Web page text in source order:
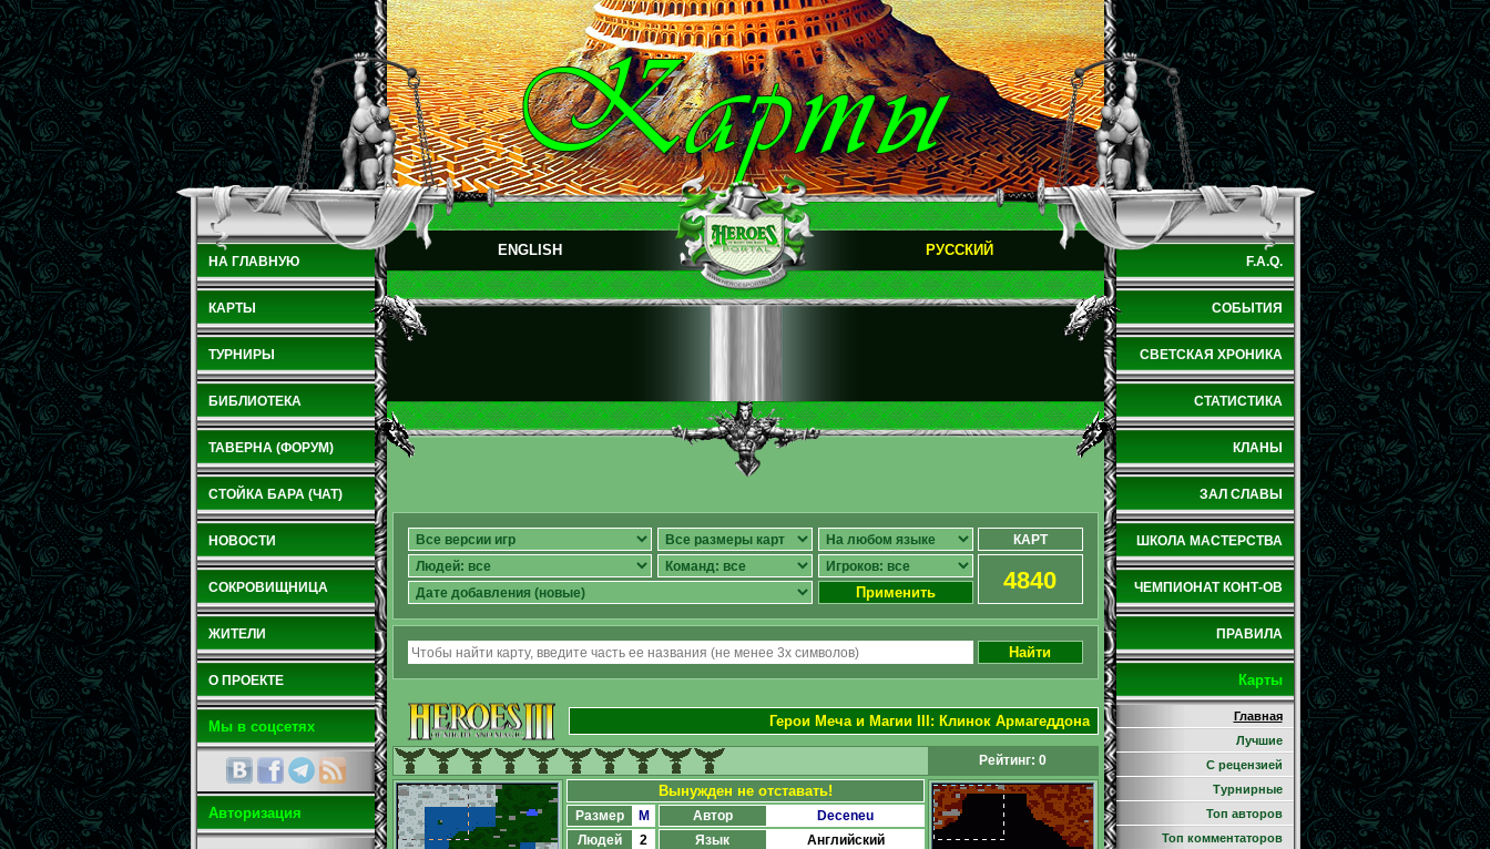
НА ГЛАВНУЮ
КАРТЫ
ТУРНИРЫ
БИБЛИОТЕКА
ТАВЕРНА (ФОРУМ)
СТОЙКА БАРА (ЧАТ)
НОВОСТИ
СОКРОВИЩНИЦА
ЖИТЕЛИ
О ПРОЕКТЕ
Мы в соцсетях
Авторизация
ENGLISH РУССКИЙ
Применить
КАРТ
4840
Найти
Герои Меча и Магии III : Клинок Армагеддона
Рейтинг: 0
Вынужден не отставать!
Размер M Автор
Deceneu
Людей
2 Язык
Английский
F.A.Q.
СОБЫТИЯ
СВЕТСКАЯ ХРОНИКА
СТАТИСТИКА
КЛАНЫ
ЗАЛ СЛАВЫ
ШКОЛА МАСТЕРСТВА
ЧЕМПИОНАТ КОНТ-ОВ
ПРАВИЛА
Карты
Главная
Лучшие
С рецензией
Турнирные
Топ авторов
Топ комментаторов